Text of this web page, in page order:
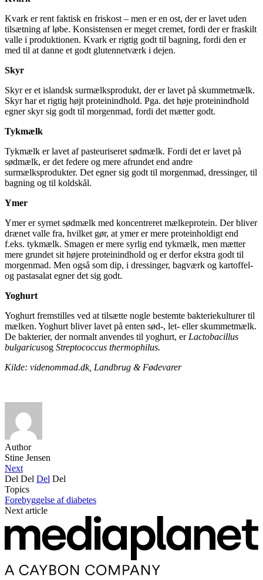
Kvark er rent faktisk en friskost – men er en ost, der er lavet uden
tilsætning af løbe. Konsistensen er meget cremet, fordi der er fraskilt
valle i produktionen. Kvark er rigtig godt til bagning, fordi den er
med til at danne et godt glutennetværk i dejen.
Skyr
Skyr er et islandsk surmælksprodukt, der er lavet på skummetmælk.
Skyr har et rigtig højt proteinindhold. Pga. det høje proteinindhold
egner skyr sig godt til morgenmad, fordi det mætter godt.
Tykmælk
Tykmælk er lavet af pasteuriseret sødmælk. Fordi det er lavet på
sødmælk, er det federe og mere afrundet end andre
surmælksprodukter. Det egner sig godt til morgenmad, dressinger, til
bagning og til koldskål.
Ymer
Ymer er syrnet sødmælk med koncentreret mælkeprotein. Der bliver
drænet valle fra, hvilket gør, at ymer er mere proteinholdigt end
f.eks. tykmælk. Smagen er mere syrlig end tykmælk, men mætter
mere grundet sit højere proteinindhold og er derfor ekstra godt til
morgenmad. Men også som dip, i dressinger, bagværk og kartoffel-
og pastasalat egner det sig godt.
Yoghurt
Yoghurt fremstilles ved at tilsætte nogle bestemte bakteriekulturer til
mælken. Yoghurt bliver lavet på enten sød-, let- eller skummetmælk.
De bakterier, der normalt anvendes til yoghurt, er Lactobacillus
bulgaricusog Streptococcus thermophilus.
Kilde: videnommad.dk, Landbrug & Fødevarer
Author
Stine Jensen
Next
Del Del Del Del
Topics
Forebyggelse af diabetes
Next article